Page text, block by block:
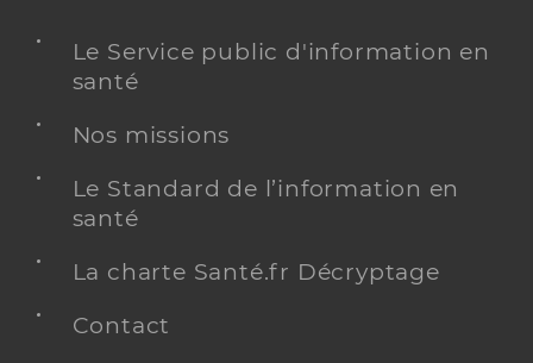
Le Service public d'information en
santé
Nos missions
Le Standard de l’information en
santé
La charte Santé.fr Décryptage
Contact